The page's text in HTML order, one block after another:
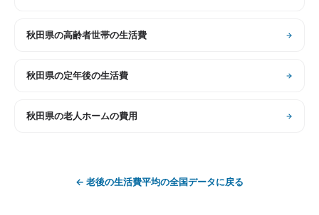
秋田県の高齢者世帯の生活費
秋田県の定年後の生活費
秋田県の老人ホームの費用
← 老後の生活費平均の全国データに戻る